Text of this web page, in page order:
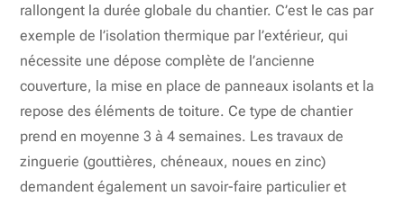
rallongent la durée globale du chantier. C’est le cas par
exemple de l’isolation thermique par l’extérieur, qui
nécessite une dépose complète de l’ancienne
couverture, la mise en place de panneaux isolants et la
repose des éléments de toiture. Ce type de chantier
prend en moyenne 3 à 4 semaines. Les travaux de
zinguerie (gouttières, chéneaux, noues en zinc)
demandent également un savoir-faire particulier et